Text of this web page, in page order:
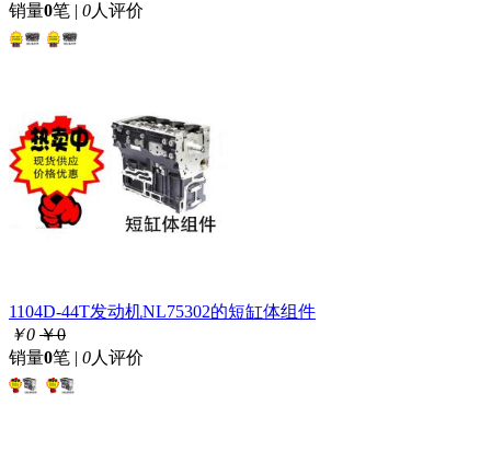
销量0笔 | 0人评价
1104D-44T发动机NL75302的短缸体组件
￥0 ￥0
销量0笔 | 0人评价